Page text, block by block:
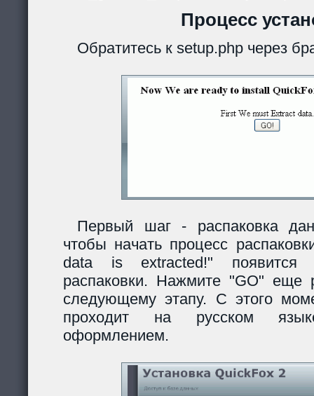
Процесс
Обратитесь к setup.php через
Первый шаг - распаковка
чтобы начать процесс
data is extracted!" появится
распаковки. Нажмите "GO" еще
следующему этапу. С этого
проходит на русском
оформлением.